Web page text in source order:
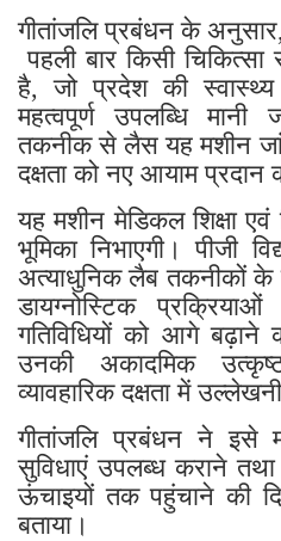
गीतांजलि प्रबंधन के
पहली बार किसी
है, जो प्रदेश की
महत्वपूर्ण उपलब्धि
तकनीक से लैस यह मशीन
दक्षता को नए आयाम प्रदान
यह मशीन मेडिकल शिक्षा
भूमिका निभाएगी। पीजी
अत्याधुनिक लैब तकनीकों के
डायग्नोस्टिक
गतिविधियों को आगे
उनकी अकादमिक
व्यावहारिक दक्षता में
गीतांजलि प्रबंधन ने इसे
सुविधाएं उपलब्ध कराने
ऊंचाइयों तक पहुंचाने की
बताया।